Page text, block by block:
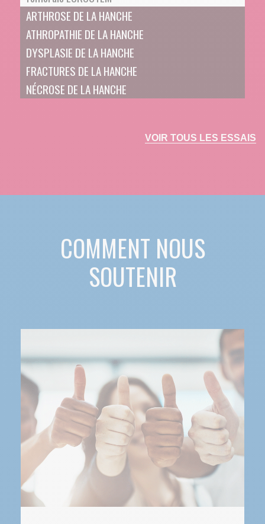
ARTHROSE DE LA HANCHE
ATHROPATHIE DE LA HANCHE
DYSPLASIE DE LA HANCHE
FRACTURES DE LA HANCHE
NÉCROSE DE LA HANCHE
VOIR TOUS LES ESSAIS
COMMENT NOUS
SOUTENIR